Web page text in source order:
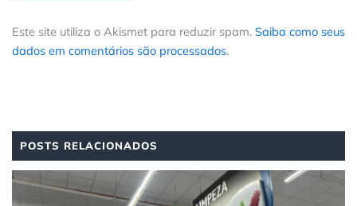
Este site utiliza o Akismet para reduzir spam. Saiba como seus
dados em comentários são processados.
POSTS RELACIONADOS